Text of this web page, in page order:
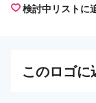
検討中リストに
このロゴに